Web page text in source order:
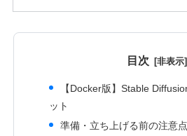
目次
【Docker版】Stable
ット
準備・立ち上げる前の注意点